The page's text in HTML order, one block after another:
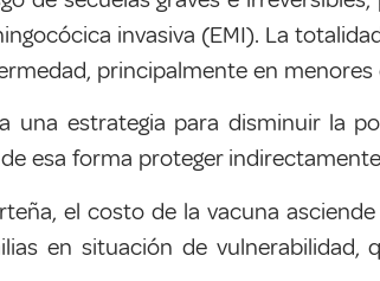
invasiva (EMI). La
principalmente en menores
una estrategia para disminuir la
esa forma proteger
el costo de la vacuna
en situación de